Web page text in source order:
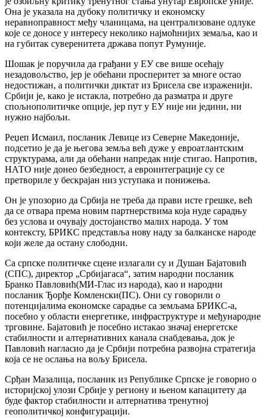
Она је указала на дубоку политичку и економску
неравноправност међу чланицама, на централизоване одлуке
које се доносе у интересу неколико најмоћнијих земаља, као и
на губитак суверенитета држава попут Румуније.
Шошак је поручила да грађани у ЕУ све више осећају
незадовољство, јер је обећани просперитет за многе остао
недостижан, а политички диктат из Брисела све израженији.
Србији је, како је истакла, потребно да разматра и друге
спољнополитичке опције, јер пут у ЕУ није ни једини, ни
нужно најбољи.
Реџеп Исмаил, посланик Левице из Северне Македоније,
подсетио је да је његова земља већ дуже у евроатлантским
структурама, али да обећани напредак није стигао. Напротив,
НАТО није донео безбедност, а евроинтеграције су се
претвориле у бескрајан низ уступака и понижења.
Он је упозорио да Србија не треба да прави исте грешке, већ
да се отвара према новим партнерствима која нуде сарадњу
без услова и очувају достојанство малих народа. У том
контексту, БРИКС представља нову наду за балканске народе
који желе да остану слободни.
Са српске политичке сцене излагали су и Душан Бајатовић
(СПС), директор „Србијагаса“, затим народни посланик
Бранко Павловић(МИ-Глас из народа), као и народни
посланик Ђорђе Комленски(ПС). Они су говорили о
потенцијалима економске сарадње са земљама БРИКС-а,
посебно у области енергетике, инфраструктуре и међународне
трговине. Бајатовић је посебно истакао значај енергетске
стабилности и алтернативних канала снабдевања, док је
Павловић нагласио да је Србији потребна развојна стратегија
која се не ослања на вољу Брисела.
Срђан Мазалица, посланик из Републике Српске је говорио о
историјској улози Србије у региону и њеном капацитету да
буде фактор стабилности и алтернатива тренутној
геополитичкој конфигурацији.